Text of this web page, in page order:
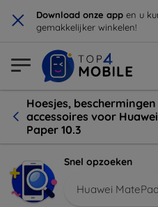
× Download onze app en u
gemakkelijker winkelen!
Hoesjes, beschermingen
accessoires voor
Paper 10.3
Snel opzoeken
Huawei